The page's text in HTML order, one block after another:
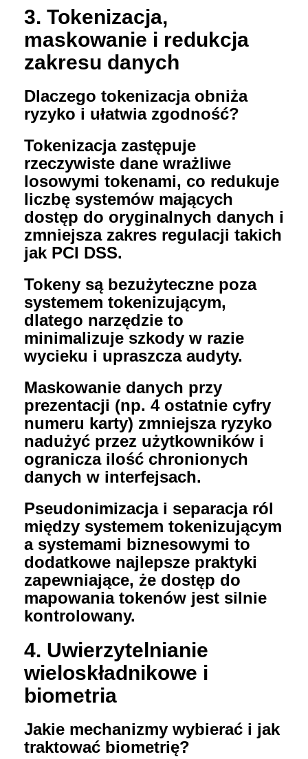
3. Tokenizacja,
maskowanie i redukcja
zakresu danych
Dlaczego tokenizacja obniża
ryzyko i ułatwia zgodność?
Tokenizacja zastępuje
rzeczywiste dane wrażliwe
losowymi tokenami, co redukuje
liczbę systemów mających
dostęp do oryginalnych danych i
zmniejsza zakres regulacji takich
jak PCI DSS.
Tokeny są bezużyteczne poza
systemem tokenizującym,
dlatego narzędzie to
minimalizuje szkody w razie
wycieku i upraszcza audyty.
Maskowanie danych przy
prezentacji (np. 4 ostatnie cyfry
numeru karty) zmniejsza ryzyko
nadużyć przez użytkowników i
ogranicza ilość chronionych
danych w interfejsach.
Pseudonimizacja i separacja ról
między systemem tokenizującym
a systemami biznesowymi to
dodatkowe najlepsze praktyki
zapewniające, że dostęp do
mapowania tokenów jest silnie
kontrolowany.
4. Uwierzytelnianie
wieloskładnikowe i
biometria
Jakie mechanizmy wybierać i jak
traktować biometrię?